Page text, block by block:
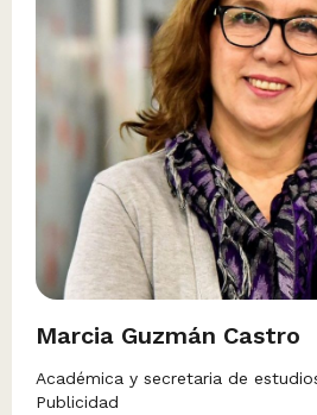
Marcia Guzmán Castro
Académica y secretaria de
Publicidad